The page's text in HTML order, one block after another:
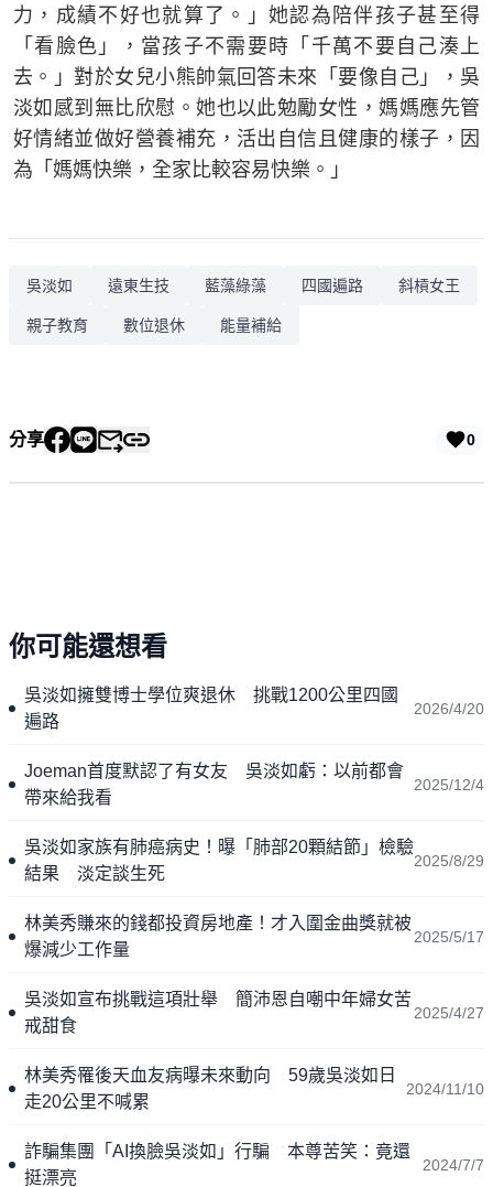
力，成績不好也就算了。」她認為陪伴孩子甚至得
「看臉色」，當孩子不需要時「千萬不要自己湊上
去。」對於女兒小熊帥氣回答未來「要像自己」，吳
淡如感到無比欣慰。她也以此勉勵女性，媽媽應先管
好情緒並做好營養補充，活出自信且健康的樣子，因
為「媽媽快樂，全家比較容易快樂。」
吳淡如 遠東生技 藍藻綠藻 四國遍路 斜槓女王
親子教育 數位退休 能量補給
分享 0
你可能還想看
吳淡如擁雙博士學位爽退休 挑戰1200公里四國
遍路
2026/4/20
Joeman首度默認了有女友 吳淡如虧：以前都會
帶來給我看
2025/12/4
吳淡如家族有肺癌病史！曝「肺部20顆結節」檢驗
結果 淡定談生死
2025/8/29
林美秀賺來的錢都投資房地產！才入圍金曲獎就被
爆減少工作量
2025/5/17
吳淡如宣布挑戰這項壯舉 簡沛恩自嘲中年婦女苦
戒甜食
2025/4/27
林美秀罹後天血友病曝未來動向 59歲吳淡如日
走20公里不喊累
2024/11/10
詐騙集團「AI換臉吳淡如」行騙 本尊苦笑：竟還
挺漂亮
2024/7/7